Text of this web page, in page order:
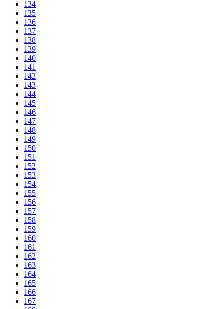
134
135
136
137
138
139
140
141
142
143
144
145
146
147
148
149
150
151
152
153
154
155
156
157
158
159
160
161
162
163
164
165
166
167